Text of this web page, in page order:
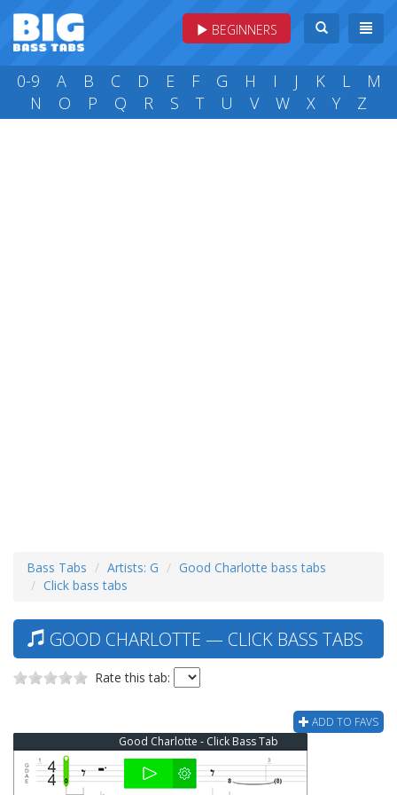
BEGINNERS
0-9 A B C D E F G H I J K L
M
N
O P Q R S T U V W X Y Z
Bass Tabs Artists: G
Good Charlotte bass tabs
Click bass tabs
GOOD CHARLOTTE — CLICK BASS TABS
Rate this tab:
ADD TO FAVS
Good Charlotte - Click Bass Tab